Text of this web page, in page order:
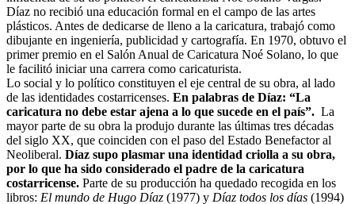
Díaz no recibió una educación formal en el campo de las artes
plásticos. Antes de dedicarse de lleno a la caricatura, trabajó como
dibujante en ingeniería, publicidad y cartografía. En 1970, obtuvo el
primer premio en el Salón Anual de Caricatura Noé Solano, lo que
le facilitó iniciar una carrera como caricaturista.
Lo social y lo político constituyen el eje central de su obra, al lado
de las identidades costarricenses. En palabras de Díaz: “La
caricatura no debe estar ajena a lo que sucede en el país”. La
mayor parte de su obra la produjo durante las últimas tres décadas
del siglo XX, que coinciden con el paso del Estado Benefactor al
Neoliberal. Díaz supo plasmar una identidad criolla a su obra,
por lo que ha sido considerado el padre de la caricatura
costarricense. Parte de su producción ha quedado recogida en los
libros: El mundo de Hugo Díaz (1977) y Díaz todos los días (1994)